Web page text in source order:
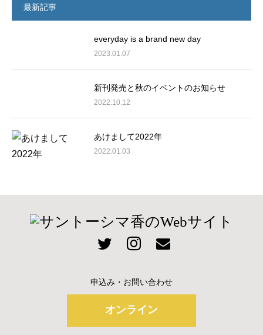
最新記事
everyday is a brand new day
2023.01.07
新刊発売と秋のイベントのお知らせ
2022.10.12
あけまして2022年
2022.01.03
申込み・お問い合わせ
オンライン